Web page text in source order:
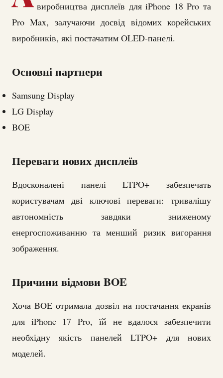
виробництва дисплеїв для iPhone 18 Pro та
Pro Max, залучаючи досвід відомих корейських
виробників, які постачатим OLED-панелі.
Основні партнери
Samsung Display
LG Display
BOE
Переваги нових дисплеїв
Вдосконалені панелі LTPO+ забезпечать
користувачам дві ключові переваги: тривалішу
автономність завдяки зниженому
енергоспоживанню та менший ризик вигорання
зображення.
Причини відмови BOE
Хоча BOE отримала дозвіл на постачання екранів
для iPhone 17 Pro, їй не вдалося забезпечити
необхідну якість панелей LTPO+ для нових
моделей.